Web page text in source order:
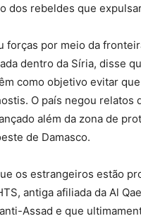
dos rebeldes que
forças por meio da
dentro da Síria, disse
como objetivo evitar
O país negou relatos
além da zona de
de Damasco.
os estrangeiros estão
antiga afiliada da Al
Assad e que